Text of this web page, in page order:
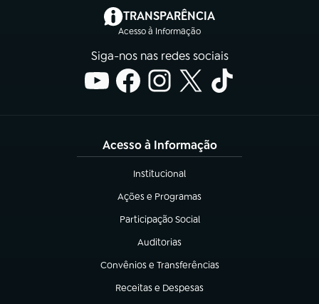
TRANSPARÊNCIA
Acesso à Informação
(abre em nova aba)
Siga-nos nas redes sociais
Acesso à Informação
Institucional
(abre em nova aba)
Ações e Programas
(abre em nova aba)
Participação Social
(abre em nova aba)
Auditorias
(abre em nova aba)
Convênios e Transferências
(abre em nova aba)
Receitas e Despesas
(abre em nova aba)